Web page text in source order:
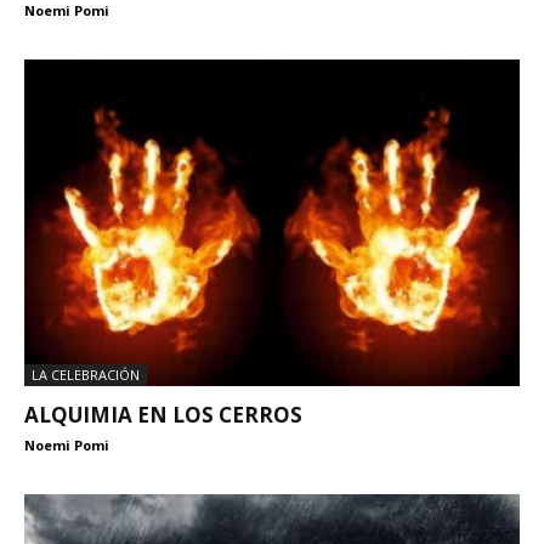
Noemi Pomi
LA CELEBRACIÓN
ALQUIMIA EN LOS CERROS
Noemi Pomi